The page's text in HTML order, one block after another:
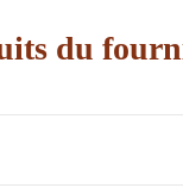
du